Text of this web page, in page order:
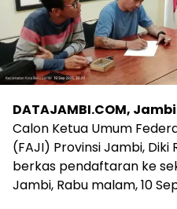
DATAJAMBI.COM, Jambi
Calon Ketua Umum
(FAJI) Provinsi Jambi,
berkas pendaftaran ke
Jambi, Rabu malam, 10